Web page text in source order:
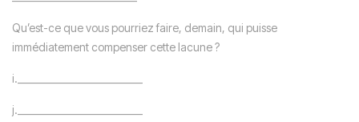
Qu’est-ce que vous pourriez faire, demain, qui puisse
immédiatement compenser cette lacune ?
i.__________________________
j.__________________________